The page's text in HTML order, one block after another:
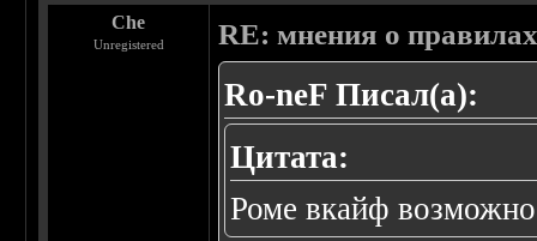
Che
Unregistered RE: мнения о
Ro-neF Писал(а):
Цитата:
Роме вкайф